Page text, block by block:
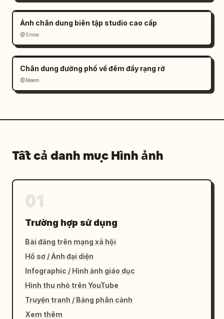
Ảnh chân dung biên tập studio cao cấp
@Snow
Chân dung đường phố về đêm đầy rạng rỡ
@Meem
Tất cả danh mục Hình ảnh
Trường hợp sử dụng
Bài đăng trên mạng xã hội
Hồ sơ / Ảnh đại diện
Infographic / Hình ảnh giáo dục
Hình thu nhỏ trên YouTube
Truyện tranh / Bảng phân cảnh
Xem thêm